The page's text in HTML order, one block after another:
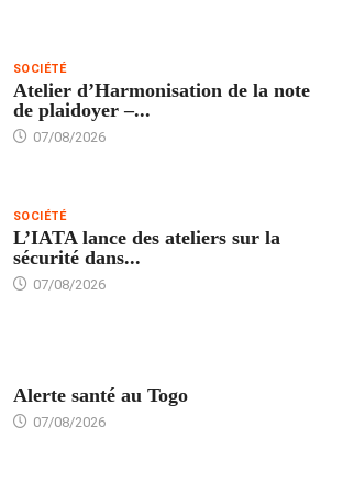
SOCIÉTÉ
Atelier d’Harmonisation de la note
de plaidoyer –...
07/08/2026
SOCIÉTÉ
L’IATA lance des ateliers sur la
sécurité dans...
07/08/2026
Alerte santé au Togo
07/08/2026